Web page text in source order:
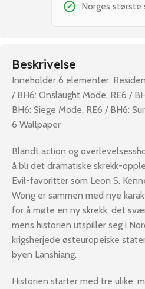
✔ Norges største
Beskrivelse
Inneholder 6 elementer:
/ BH6: Onslaught Mode, RE6 /
BH6: Siege Mode, RE6 / BH6:
6 Wallpaper
Blandt action og
å bli det dramatiske skrekk-
Evil-favoritter som Leon S.
Wong er sammen med nye
for å møte en ny skrekk, det
mens historien utspiller seg i
krigsherjede østeuropeiske
byen Lanshiang.
Historien starter med tre ulike,